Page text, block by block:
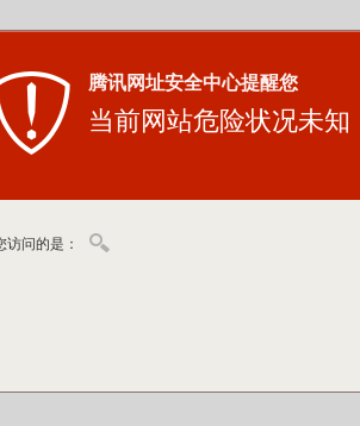
腾讯网址安全中心提醒您
当前网站危险状况未知
访问的是：